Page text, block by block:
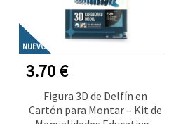
NUEVO
3.70 €
Figura 3D de Delfín en
Cartón para Montar – Kit de